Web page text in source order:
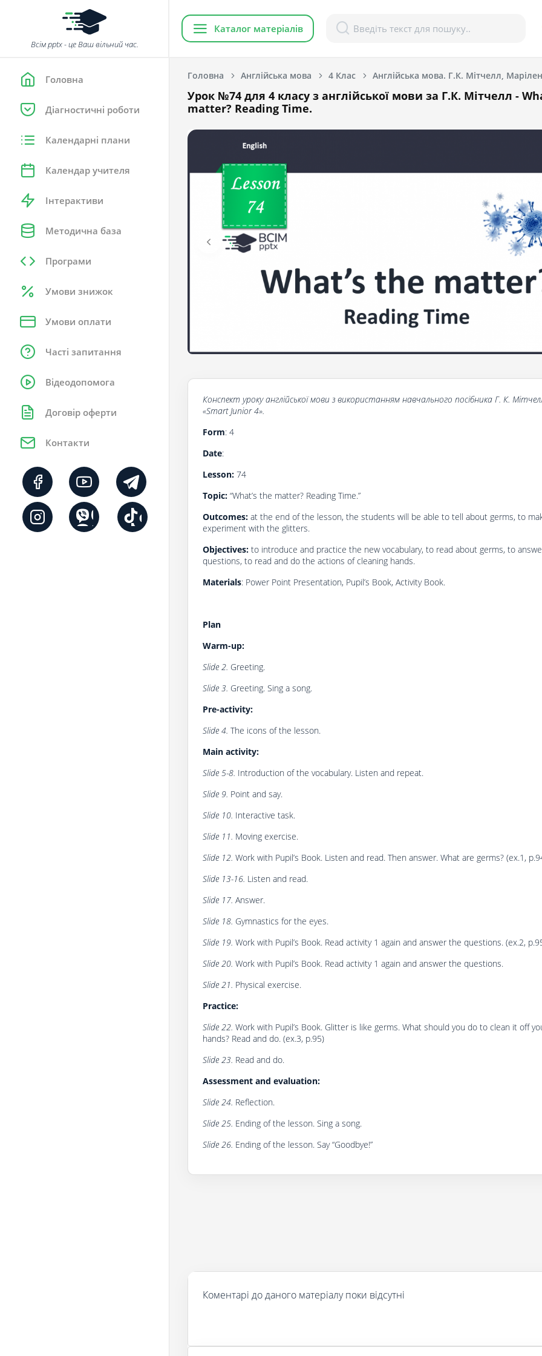
Всім pptx - це Ваш вільний час.
Головна
Діагностичні роботи
Календарні плани
Календар учителя
Інтерактиви
Методична база
Програми
Умови знижок
Умови оплати
Часті запитання
Відеодопомога
Договір оферти
Контакти
Каталог матеріалів
Головна Англійська мова 4 Клас Англійська мова. Г.К. Мітчелл,
Урок №74 для 4 класу з англійської мови за Г.К. Мітчелл -
matter? Reading Time.
Конспект уроку aнглійської мови з використанням навчального посібника Г. К.
«Smart Junior 4».
Form: 4
Date:
Lesson: 74
Topic: “What’s the matter? Reading Time.”
Outcomes: at the end of the lesson, the students will be able to tell about germs, to
experiment with the glitters.
Objectives: to introduce and practice the new vocabulary, to read about germs, to
questions, to read and do the actions of cleaning hands.
Materials: Power Point Presentation, Pupil’s Book, Activity Book.
Plan
Warm-up:
Slide 2. Greeting.
Slide 3. Greeting. Sing a song.
Pre-activity:
Slide 4. The icons of the lesson.
Main activity:
Slide 5-8. Introduction of the vocabulary. Listen and repeat.
Slide 9. Point and say.
Slide 10. Interactive task.
Slide 11. Moving exercise.
Slide 12. Work with Pupil’s Book. Listen and read. Then answer. What are germs? (ex.1,
Slide 13-16. Listen and read.
Slide 17. Answer.
Slide 18. Gymnastics for the eyes.
Slide 19. Work with Pupil’s Book. Read activity 1 again and answer the questions. (ex.2,
Slide 20. Work with Pupil’s Book. Read activity 1 again and answer the questions.
Slide 21. Physical exercise.
Practice:
Slide 22. Work with Pupil’s Book. Glitter is like germs. What should you do to clean it off
hands? Read and do. (ex.3, p.95)
Slide 23. Read and do.
Assessment and evaluation:
Slide 24. Reflection.
Slide 25. Ending of the lesson. Sing a song.
Slide 26. Ending of the lesson. Say “Goodbye!”
Коментарі до даного матеріалу поки відсутні